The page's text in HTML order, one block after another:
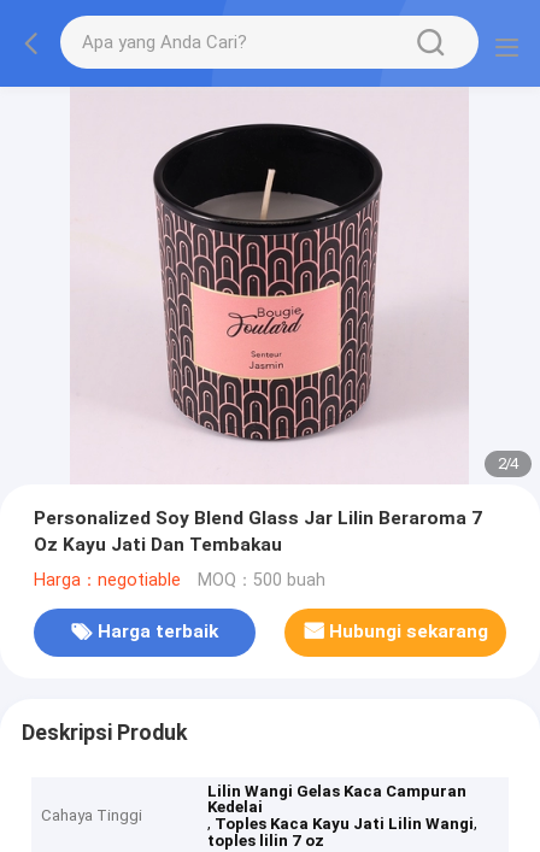
2/4
Personalized Soy Blend Glass Jar Lilin Beraroma 7
Oz Kayu Jati Dan Tembakau
Harga：negotiable MOQ：500 buah
Harga terbaik Hubungi sekarang
Deskripsi Produk
Cahaya Tinggi
Lilin Wangi Gelas Kaca Campuran
Kedelai
, Toples Kaca Kayu Jati Lilin Wangi,
toples lilin 7 oz